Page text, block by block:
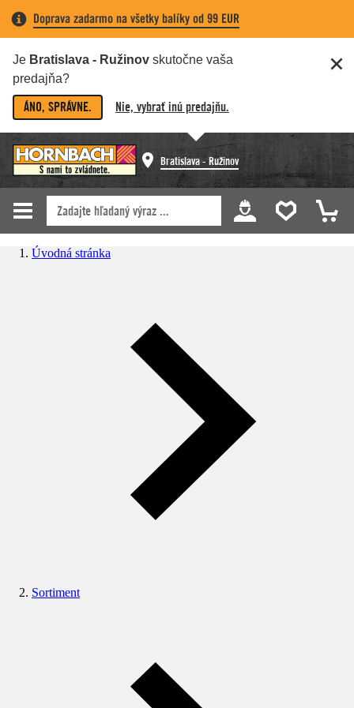
Doprava zadarmo na všetky balíky od 99 EUR
Je Bratislava - Ružinov skutočne vaša
predajňa?
ÁNO, SPRÁVNE. Nie, vybrať inú predajňu.
Bratislava - Ružinov
Úvodná stránka
Sortiment